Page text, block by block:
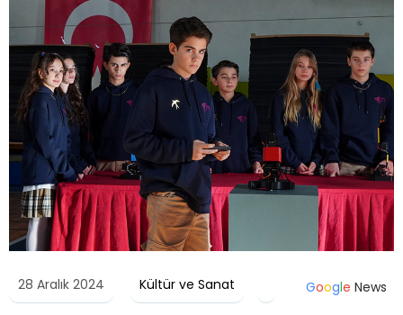
28 Aralık 2024 Kültür ve Sanat Google News